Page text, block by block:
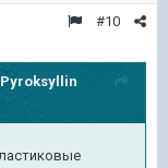
#10
Pyroksyllin